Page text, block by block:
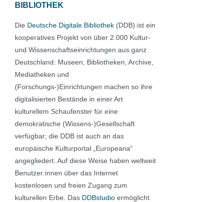
BIBLIOTHEK
Die Deutsche Digitale Bibliothek (DDB) ist ein
kooperatives Projekt von über 2.000 Kultur-
und Wissenschaftseinrichtungen aus ganz
Deutschland. Museen, Bibliotheken, Archive,
Mediatheken und
(Forschungs-)Einrichtungen machen so ihre
digitalisierten Bestände in einer Art
kulturellem Schaufenster für eine
demokratische (Wissens-)Gesellschaft
verfügbar; die DDB ist auch an das
europäische Kulturportal „Europeana“
angegliedert. Auf diese Weise haben weltweit
Benutzer:innen über das Internet
kostenlosen und freien Zugang zum
kulturellen Erbe. Das DDBstudio ermöglicht